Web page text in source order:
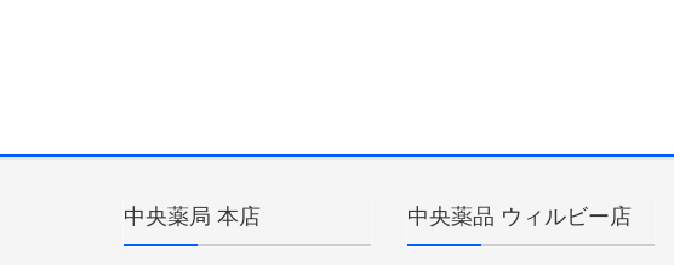
中央薬局 本店 中央薬品 ウィルビー店